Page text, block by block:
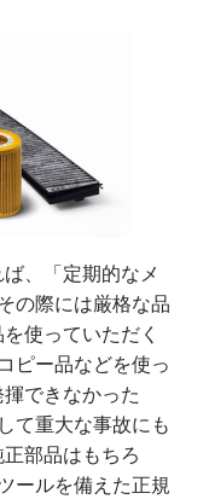
、「定期的なメ
の際には厳格な品
使っていただく
ピー品などを使っ
できなかった
て重大な事故にも
部品はもちろ
ールを備えた正規